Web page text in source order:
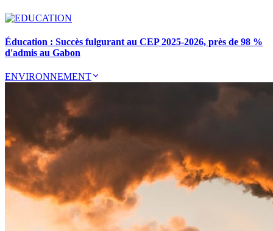
Éducation : Succès fulgurant au CEP 2025-2026, près de 98 %
d'admis au Gabon
ENVIRONNEMENT